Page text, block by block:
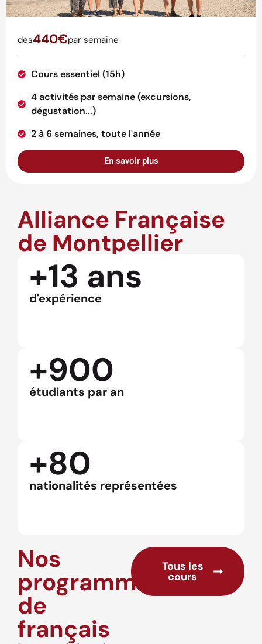
dès440€par semaine
Cours essentiel (15h)
4 activités par semaine (excursions,
dégustation...)
2 à 6 semaines, toute l'année
En savoir plus
Alliance Française
de Montpellier
+13 ans
d'expérience
+900
étudiants par an
+80
nationalités représentées
Nos
programmes
de
français
Tous les
cours